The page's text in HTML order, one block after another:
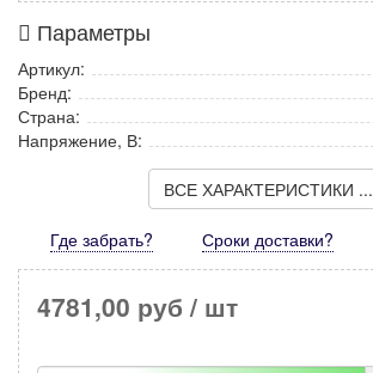
Параметры
Артикул:
Бренд:
Страна:
Напряжение, В:
ВСЕ ХАРАКТЕРИСТИКИ ...
Где забрать? Сроки доставки?
4781,00 руб / шт